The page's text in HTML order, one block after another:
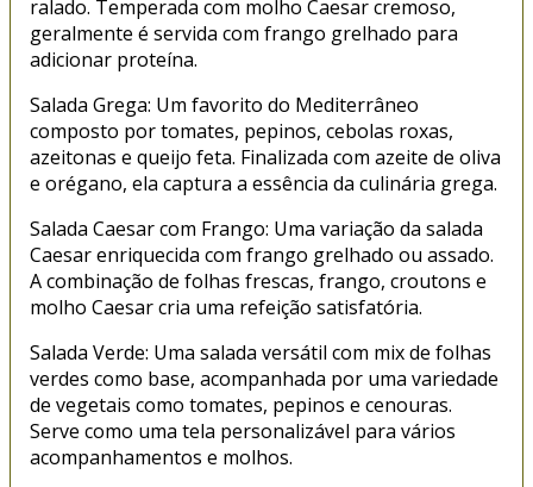
ralado. Temperada com molho Caesar cremoso,
geralmente é servida com frango grelhado para
adicionar proteína.
Salada Grega: Um favorito do Mediterrâneo
composto por tomates, pepinos, cebolas roxas,
azeitonas e queijo feta. Finalizada com azeite de oliva
e orégano, ela captura a essência da culinária grega.
Salada Caesar com Frango: Uma variação da salada
Caesar enriquecida com frango grelhado ou assado.
A combinação de folhas frescas, frango, croutons e
molho Caesar cria uma refeição satisfatória.
Salada Verde: Uma salada versátil com mix de folhas
verdes como base, acompanhada por uma variedade
de vegetais como tomates, pepinos e cenouras.
Serve como uma tela personalizável para vários
acompanhamentos e molhos.